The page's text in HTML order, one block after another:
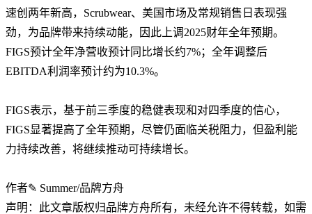
速创两年新高，Scrubwear、美国市场及常规销售日表现强
劲，为品牌带来持续动能，因此上调2025财年全年预期。
FIGS预计全年净营收预计同比增长约7%；全年调整后
EBITDA利润率预计约为10.3%。
FIGS表示，基于前三季度的稳健表现和对四季度的信心，
FIGS显著提高了全年预期，尽管仍面临关税阻力，但盈利能
力持续改善，将继续推动可持续增长。
作者✎ Summer/品牌方舟
声明：此文章版权归品牌方舟所有，未经允许不得转载，如需